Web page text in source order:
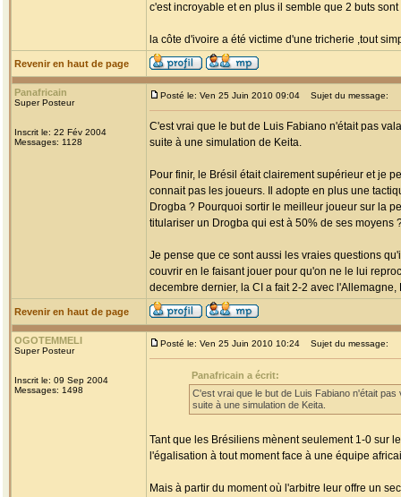
c'est incroyable et en plus il semble que 2 buts
la côte d'ivoire a été victime d'une tricherie ,tout
Revenir en haut de page
Panafricain
Super Posteur
Inscrit le: 22 Fév 2004
Messages: 1128
Posté le: Ven 25 Juin 2010 09:04 Sujet du message:
C'est vrai que le but de Luis Fabiano n'était pas
suite à une simulation de Keita.
Pour finir, le Brésil était clairement supérieur et je
connait pas les joueurs. Il adopte en plus une
Drogba ? Pourquoi sortir le meilleur joueur sur la
titulariser un Drogba qui est à 50% de ses moyens
Je pense que ce sont aussi les vraies questions
couvrir en le faisant jouer pour qu'on ne le lui
decembre dernier, la CI a fait 2-2 avec
Revenir en haut de page
OGOTEMMELI
Super Posteur
Inscrit le: 09 Sep 2004
Messages: 1498
Posté le: Ven 25 Juin 2010 10:24 Sujet du message:
Panafricain a écrit:
C'est vrai que le but de Luis Fabiano n'était
suite à une simulation de Keita.
Tant que les Brésiliens mènent seulement 1-0 sur
l'égalisation à tout moment face à une équipe
Mais à partir du moment où l'arbitre leur offre un